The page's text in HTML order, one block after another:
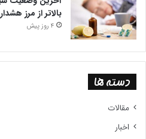
بالاتر از مرز هشدار
4 روز پیش
دسته ها
مقالات
اخبار